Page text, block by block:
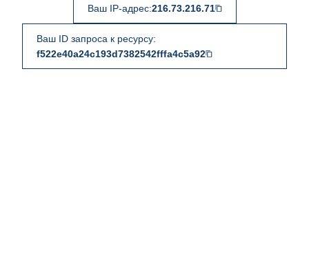
Ваш IP-адрес:216.73.216.71
Ваш ID запроса к ресурсу:
f522e40a24c193d7382542fffa4c5a92